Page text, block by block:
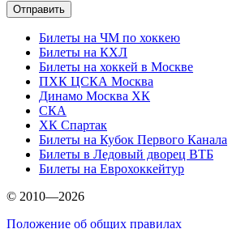
Билеты на ЧМ по хоккею
Билеты на КХЛ
Билеты на хоккей в Москве
ПХК ЦСКА Москва
Динамо Москва ХК
СКА
ХК Спартак
Билеты на Кубок Первого Канала
Билеты в Ледовый дворец ВТБ
Билеты на Еврохоккейтур
© 2010—2026
Положение об общих правилах